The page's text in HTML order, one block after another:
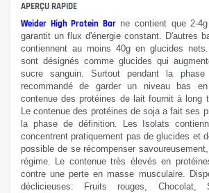
APERÇU RAPIDE
Weider High Protein Bar ne contient que 2-4g
garantit un flux d'énergie constant. D'autres
contiennent au moins 40g en glucides nets.
sont désignés comme glucides qui
sucre sanguin. Surtout pendant la
recommandé de garder un niveau bas
contenue des protéines de lait fournit à long
Le contenue des protéines de soja a fait ses
la phase de définition. Les Isolats
concentrentpratiquement pas de glucides et
possible de se récompenser
régime. Le contenuetrès élevés en
contre une perte en masse musculaire.
déclicieuses: Fruits rouges, Chocolat,